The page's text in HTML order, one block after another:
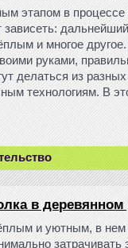
этапом в
зависеть:
и многое
руками,
делаться из
технологиям. В
в
и уютным, в
затрачивать